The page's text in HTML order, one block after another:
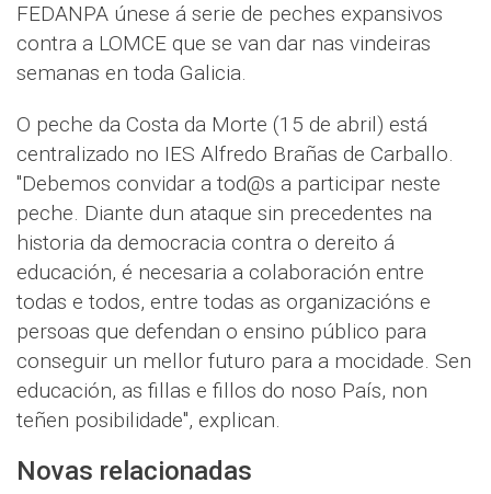
FEDANPA únese á serie de peches expansivos
contra a LOMCE que se van dar nas vindeiras
semanas en toda Galicia.
O peche da Costa da Morte (15 de abril) está
centralizado no IES Alfredo Brañas de Carballo.
"Debemos convidar a tod@s a participar neste
peche. Diante dun ataque sin precedentes na
historia da democracia contra o dereito á
educación, é necesaria a colaboración entre
todas e todos, entre todas as organizacións e
persoas que defendan o ensino público para
conseguir un mellor futuro para a mocidade. Sen
educación, as fillas e fillos do noso País, non
teñen posibilidade", explican.
Novas relacionadas